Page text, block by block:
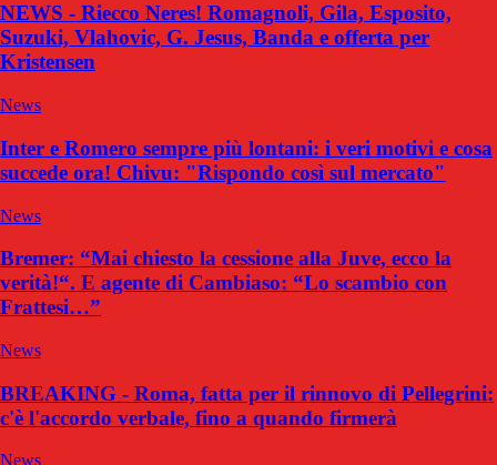
NEWS - Riecco Neres! Romagnoli, Gila, Esposito,
Suzuki, Vlahovic, G. Jesus, Banda e offerta per
Kristensen
News
Inter e Romero sempre più lontani: i veri motivi e cosa
succede ora! Chivu: "Rispondo così sul mercato"
News
Bremer: “Mai chiesto la cessione alla Juve, ecco la
verità!“. E agente di Cambiaso: “Lo scambio con
Frattesi…”
News
BREAKING - Roma, fatta per il rinnovo di Pellegrini:
c'è l'accordo verbale, fino a quando firmerà
News